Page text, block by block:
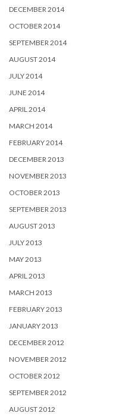
DECEMBER 2014
OCTOBER 2014
SEPTEMBER 2014
AUGUST 2014
JULY 2014
JUNE 2014
APRIL 2014
MARCH 2014
FEBRUARY 2014
DECEMBER 2013
NOVEMBER 2013
OCTOBER 2013
SEPTEMBER 2013
AUGUST 2013
JULY 2013
MAY 2013
APRIL 2013
MARCH 2013
FEBRUARY 2013
JANUARY 2013
DECEMBER 2012
NOVEMBER 2012
OCTOBER 2012
SEPTEMBER 2012
AUGUST 2012